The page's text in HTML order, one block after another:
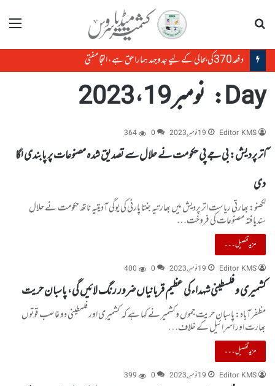
مینو
دفعہ370کی بحالی کے لیے جدوجہد ہمارا حق ہے، التجا مفتی
Day: نومبر 19، 2023
Editor KMS 19 نومبر, 2023 0
364
ٓاتر پردیش: بی جے پی حکومت نے حلال سے تصدیق شدہ مصنوعات پر پابندی لگا
دی
لکھنو: بھارتی ریاست اتر پردیش میں بھارتیہ جنتا پارٹی کی یوگی آدیتیہ ناتھ حکومت نے حلال
سندیافتہ مصنوعات کی فروخت…
مزید تفصیل۔۔۔
Editor KMS 19 نومبر, 2023 0
400
کشمیری و فلسطینی شہداءکی عظیم قربانیاں ضرور رنگ لائیں گی، پاسبان حریت
مظفرآباد: پاسبان حریت جموں وکشمیر نے کہا ہے کہ کشمیری اور فلسطینی دو غاصب قوتوں
بھارت اور اسرائیل کے خلاف…
مزید تفصیل۔۔۔
Editor KMS 19 نومبر, 2023 0
399